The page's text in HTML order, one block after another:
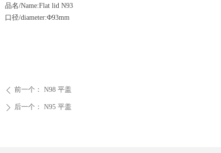
品名/Name:Flat lid N93
口径/diameter:Φ93mm
ꄴ 前一个： N98 平盖
ꄲ 后一个： N95 平盖